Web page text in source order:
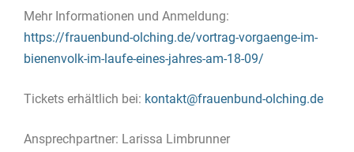
Mehr Informationen und Anmeldung:
https://frauenbund-olching.de/vortrag-vorgaenge-im-
bienenvolk-im-laufe-eines-jahres-am-18-09/
Tickets erhältlich bei: kontakt@frauenbund-olching.de
Ansprechpartner: Larissa Limbrunner